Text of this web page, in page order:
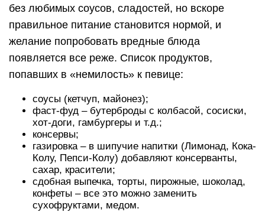
без любимых соусов, сладостей, но вскоре
правильное питание становится нормой, и
желание попробовать вредные блюда
появляется все реже. Список продуктов,
попавших в «немилость» к певице:
соусы (кетчуп, майонез);
фаст-фуд – бутерброды с колбасой, сосиски,
хот-доги, гамбургеры и т.д.;
консервы;
газировка – в шипучие напитки (Лимонад, Кока-
Колу, Пепси-Колу) добавляют консерванты,
сахар, красители;
сдобная выпечка, торты, пирожные, шоколад,
конфеты – все это можно заменить
сухофруктами, медом.